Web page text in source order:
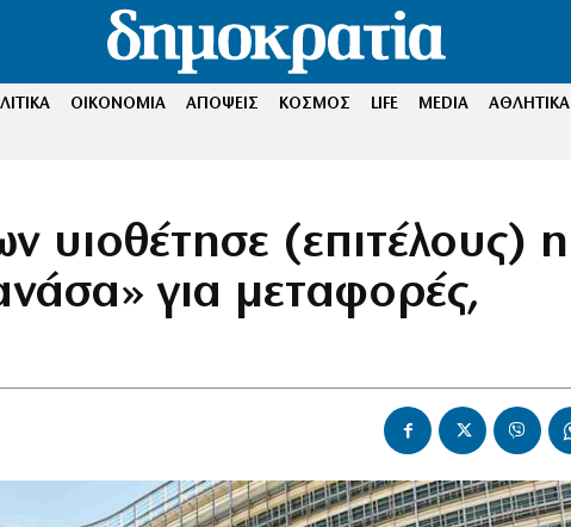
ΟΙΚΟΝΟΜΙΑ ΑΠΟΨΕΙΣ ΚΟΣΜΟΣ LIFE MEDIA ΑΘΛΗΤΙΚΑ
υιοθέτησε (επιτέλους) η
για μεταφορές,